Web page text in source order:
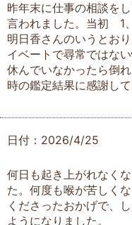
昨年末に仕事の相談を
言われました。当初 1
明日香さんのいうとお
イベートで尋常ではな
休んでいなかったら倒
時の鑑定結果に感謝し
日付：2026/4/25
何日も起き上がれなく
た。何度も喉が苦しく
くださったおかげで、
ようになりました。